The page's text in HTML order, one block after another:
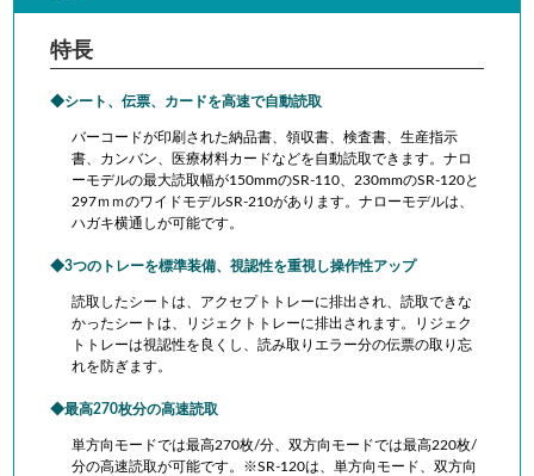
特長
シート、伝票、カードを高速で自動読取
バーコードが印刷された納品書、領収書、検査書、生産指示
書、カンバン、医療材料カードなどを自動読取できます。ナロ
ーモデルの最大読取幅が150mmのSR-110、230mmのSR-120と
297ｍｍのワイドモデルSR-210があります。ナローモデルは、
ハガキ横通しが可能です。
3つのトレーを標準装備、視認性を重視し操作性アップ
読取したシートは、アクセプトトレーに排出され、読取できな
かったシートは、リジェクトトレーに排出されます。リジェク
トトレーは視認性を良くし、読み取りエラー分の伝票の取り忘
れを防ぎます。
最高270枚分の高速読取
単方向モードでは最高270枚/分、双方向モードでは最高220枚/
分の高速読取が可能です。※SR-120は、単方向モード、双方向